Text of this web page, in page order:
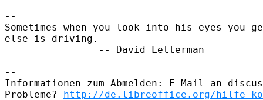
--
Sometimes when you look into his eyes you
else is driving.
                -- David Letterman
--
Informationen zum Abmelden: E-Mail an
Probleme? http://de.libreoffice.org/hilfe-